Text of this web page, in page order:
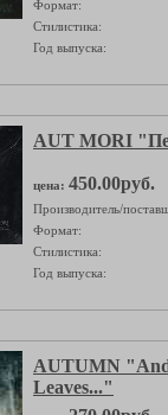
Формат:
Стилистика:
Год выпуска:
AUT MORI
цена: 450.00руб.
Производитель/
Формат:
Стилистика:
Год выпуска:
AUTUMN
Leaves..."